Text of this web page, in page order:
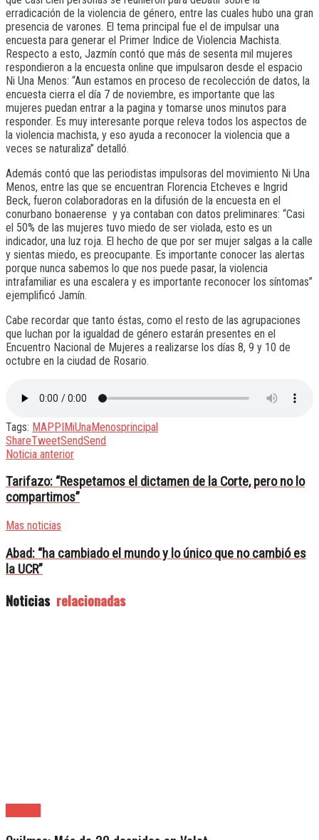
erradicación de la violencia de género, entre las cuales hubo una gran
presencia de varones. El tema principal fue el de impulsar una
encuesta para generar el Primer Indice de Violencia Machista.
Respecto a esto, Jazmín contó que más de sesenta mil mujeres
respondieron a la encuesta online que impulsaron desde el espacio
Ni Una Menos: “Aun estamos en proceso de recolección de datos, la
encuesta cierra el día 7 de noviembre, es importante que las
mujeres puedan entrar a la pagina y tomarse unos minutos para
responder. Es muy interesante porque releva todos los aspectos de
la violencia machista, y eso ayuda a reconocer la violencia que a
veces se naturaliza” detalló.
Además contó que las periodistas impulsoras del movimiento Ni Una
Menos, entre las que se encuentran Florencia Etcheves e Ingrid
Beck, fueron colaboradoras en la difusión de la encuesta en el
conurbano bonaerense y ya contaban con datos preliminares: “Casi
el 50% de las mujeres tuvo miedo de ser violada, esto es un
indicador, una luz roja. El hecho de que por ser mujer salgas a la calle
y sientas miedo, es preocupante. Es importante conocer las alertas
porque nunca sabemos lo que nos puede pasar, la violencia
intrafamiliar es una escalera y es importante reconocer los síntomas”
ejemplificó Jamín.
Cabe recordar que tanto éstas, como el resto de las agrupaciones
que luchan por la igualdad de género estarán presentes en el
Encuentro Nacional de Mujeres a realizarse los días 8, 9 y 10 de
octubre en la ciudad de Rosario.
Tags: MAPPIMiUnaMenosprincipal
ShareTweetSendSend
Noticia anterior
Tarifazo: “Respetamos el dictamen de la Corte, pero no lo
compartimos”
Mas noticias
Abad: “ha cambiado el mundo y lo único que no cambió es
la UCR”
Noticias relacionadas